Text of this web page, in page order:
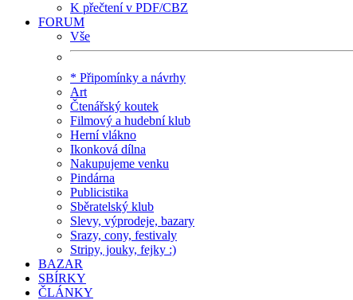
K přečtení v PDF/CBZ
FORUM
Vše
* Připomínky a návrhy
Art
Čtenářský koutek
Filmový a hudební klub
Herní vlákno
Ikonková dílna
Nakupujeme venku
Pindárna
Publicistika
Sběratelský klub
Slevy, výprodeje, bazary
Srazy, cony, festivaly
Stripy, jouky, fejky :)
BAZAR
SBÍRKY
ČLÁNKY